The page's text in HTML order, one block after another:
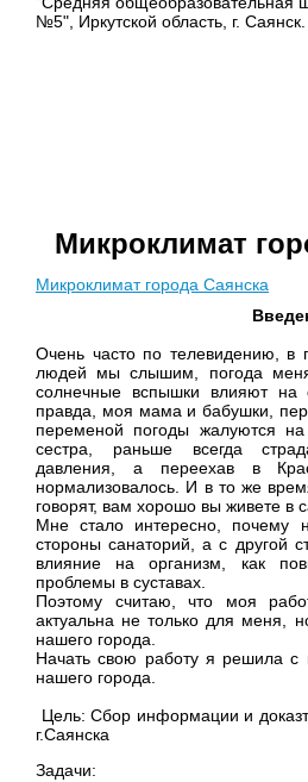
№5", Иркутской область, г. Саянск.
Микроклимат
Микроклимат города Саянска
Очень часто по телевидению, в
людей мы слышим, погода
солнечные вспышки влияют на
правда, моя мама и бабушки,
переменой погоды жалуются
сестра, раньше всегда
давления, а переехав в
нормализовалось. И в то же
говорят, вам хорошо вы живете в
Мне стало интересно,
стороны санаторий, а с другой
влияние на организм, как
проблемы в суставах.
Поэтому считаю, что моя
актуальна не только для меня,
нашего города.
Начать свою работу я решила с
нашего города.
Цель: Сбор информации и
г.Саянска
Задачи: